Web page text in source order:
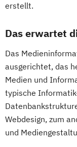
erstellt.
Das erwartet
Das
ausgerichtet, das
Medien und
typische
Webdesign, zum
und